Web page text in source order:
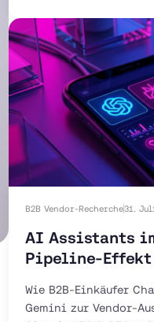
B2B Vendor-Recherche31.
AI Assistants
Pipeline-Effekt
Wie B2B-Einkäufer
Gemini zur Vendor-